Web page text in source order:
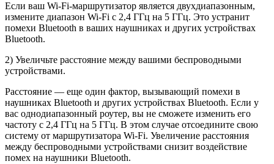
Если ваш Wi-Fi-маршрутизатор является двухдиапазонным,
измените диапазон Wi-Fi с 2,4 ГГц на 5 ГГц. Это устранит
помехи Bluetooth в ваших наушниках и других устройствах
Bluetooth.
2) Увеличьте расстояние между вашими беспроводными
устройствами.
Расстояние — еще один фактор, вызывающий помехи в
наушниках Bluetooth и других устройствах Bluetooth. Если у
вас однодиапазонный роутер, вы не сможете изменить его
частоту с 2,4 ГГц на 5 ГГц. В этом случае отсоедините свою
систему от маршрутизатора Wi-Fi. Увеличение расстояния
между беспроводными устройствами снизит воздействие
помех на наушники Bluetooth.